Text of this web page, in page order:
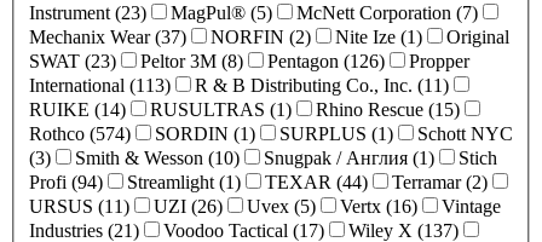
Instrument (23)
MagPul® (5)
McNett Corporation (7)
Mechanix Wear (37)
NORFIN (2) Nite Ize (1)
Original
SWAT (23)
Peltor 3M (8) Pentagon (126)
Propper
International (113)
R & B Distributing Co., Inc. (11)
RUIKE (14)
RUSULTRAS (1)
Rhino Rescue (15)
Rothco (574)
SORDIN (1) SURPLUS (1)
Schott NYC
(3)
Smith & Wesson (10) Snugpak / Англия (1)
Stich
Profi (94)
Streamlight (1) TEXAR (44)
Terramar (2)
URSUS (11)
UZI (26) Uvex (5) Vertx (16)
Vintage
Industries (21)
Voodoo Tactical (17)
Wiley X (137)